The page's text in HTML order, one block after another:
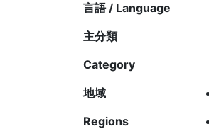
言語 / Language
主分類
Category
地域
Regions